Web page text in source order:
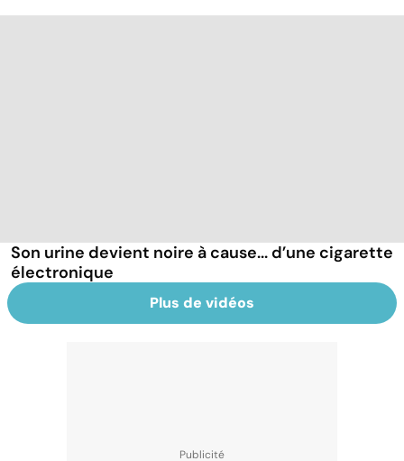
Son urine devient noire à cause... d’une cigarette
électronique
Plus de vidéos